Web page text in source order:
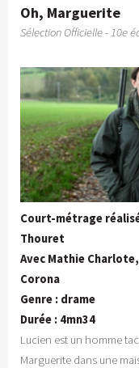
Oh, Marguerite
Sélection Officielle - 10e
Court-métrage
Thouret
Avec Mathie
Corona
Genre : drame
Durée : 4mn34
Lucien est un homme
Marguerite dans une